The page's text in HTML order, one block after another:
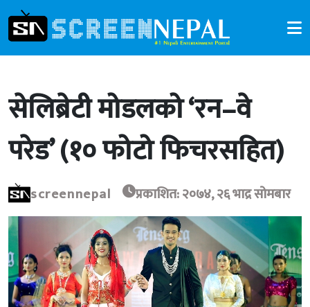
सेलिब्रेटी मोडलको ‘रन–वे
परेड’ (१० फोटो फिचरसहित)
screennepal प्रकाशित: २०७४, २६ भाद्र सोमबार